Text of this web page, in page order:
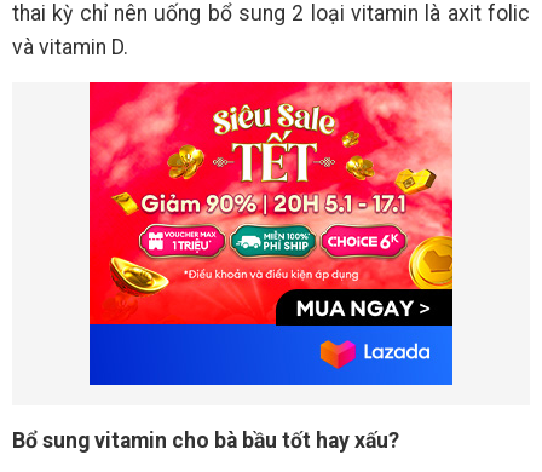
thai kỳ chỉ nên uống bổ sung 2 loại vitamin là axit folic
và vitamin D.
Bổ sung vitamin cho bà bầu tốt hay xấu?